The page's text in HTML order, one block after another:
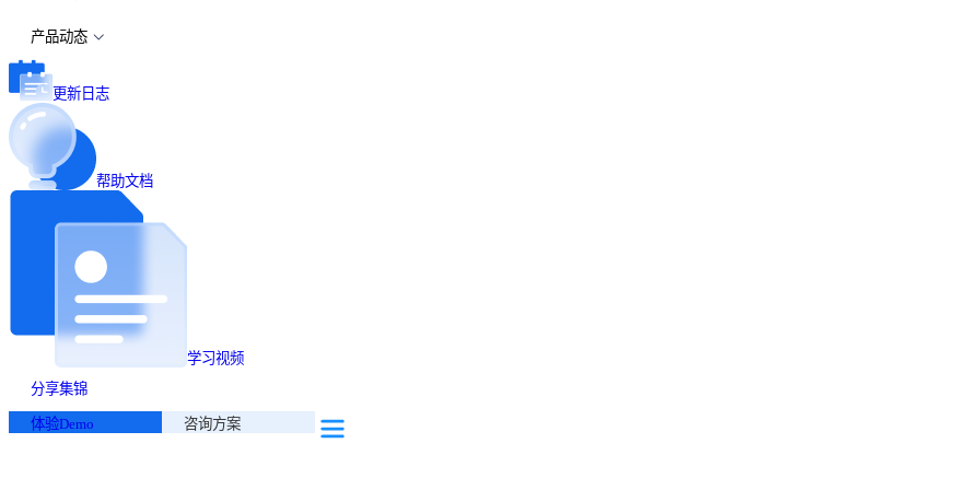
产品动态
更新日志
帮助文档
学习视频
分享集锦
体验Demo 咨询方案